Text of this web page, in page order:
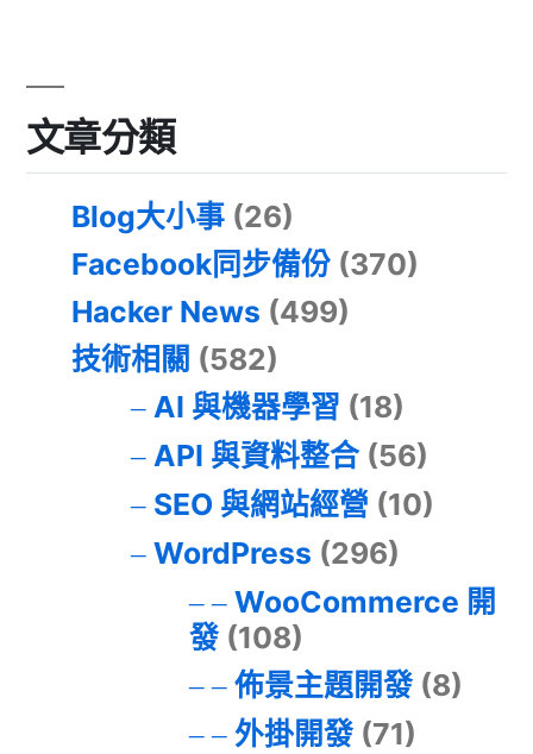
文章分類
Blog大小事 (26)
Facebook同步備份 (370)
Hacker News (499)
技術相關 (582)
AI 與機器學習 (18)
API 與資料整合(56)
SEO 與網站經營 (10)
WordPress (296)
WooCommerce 開
發(108)
佈景主題開發(8)
外掛開發(71)